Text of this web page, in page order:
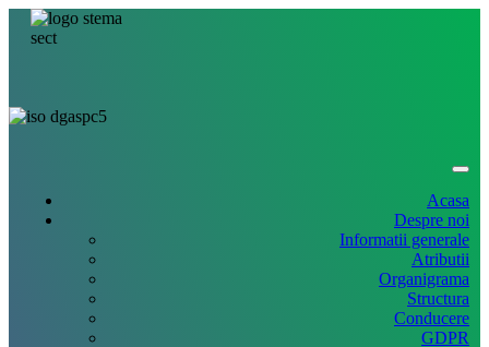
Acasa
Despre noi
Informatii generale
Atributii
Organigrama
Structura
Conducere
GDPR